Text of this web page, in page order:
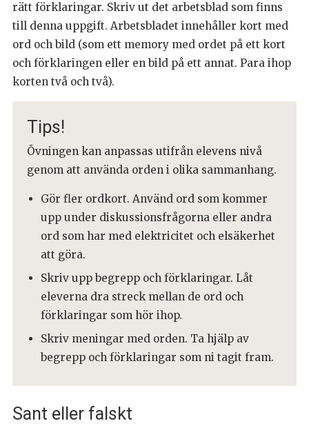
rätt förklaringar. Skriv ut det arbetsblad som finns
till denna uppgift. Arbetsbladet innehåller kort med
ord och bild (som ett memory med ordet på ett kort
och förklaringen eller en bild på ett annat. Para ihop
korten två och två).
Tips!
Övningen kan anpassas utifrån elevens nivå
genom att använda orden i olika sammanhang.
Gör fler ordkort. Använd ord som kommer
upp under diskussionsfrågorna eller andra
ord som har med elektricitet och elsäkerhet
att göra.
Skriv upp begrepp och förklaringar. Låt
eleverna dra streck mellan de ord och
förklaringar som hör ihop.
Skriv meningar med orden. Ta hjälp av
begrepp och förklaringar som ni tagit fram.
Sant eller falskt